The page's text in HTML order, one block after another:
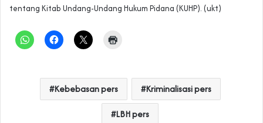
tentang Kitab Undang-Undang Hukum Pidana (KUHP). (ukt)
Kebebasan pers Kriminalisasi pers
LBH pers